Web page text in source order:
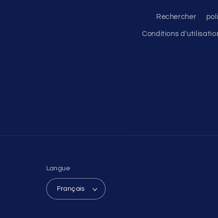
Rechercher
Conditions
Langue
Français